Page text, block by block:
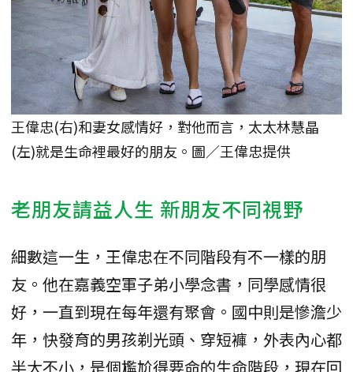
王偉忠(右)和妻女感情好，對他而言，太太林慧晶
(左)就是生命裡最好的朋友。圖／王偉忠提供
老朋友請益人生 新朋友不同視野
細數這一生，王偉忠在不同階段有不一樣的朋
友。他在嘉義空軍子弟小學念書，同學感情很
好，一直到現在每年還有聚會。國中則是慘澹少
年，快發育的男孩剃光頭、穿短褲，外表內心都
半大不小，是個尷尬得要命的生命階段，現在回